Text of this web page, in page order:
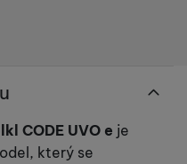
CODE UVO e je
který se